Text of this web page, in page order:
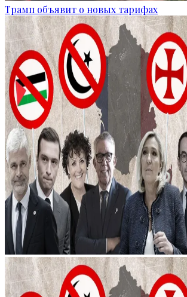
Трамп объявит о новых тарифах